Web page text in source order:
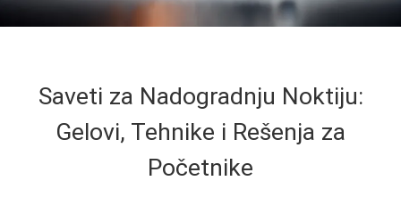
Saveti za Nadogradnju Noktiju:
Gelovi, Tehnike i Rešenja za
Početnike